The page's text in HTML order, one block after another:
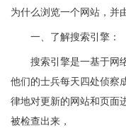
为什么浏览一个网站，并
一、了解搜索引擎：
搜索引擎是一基于网络
他们的士兵每天四处侦察
律地对更新的网站和页面
被检查出来，